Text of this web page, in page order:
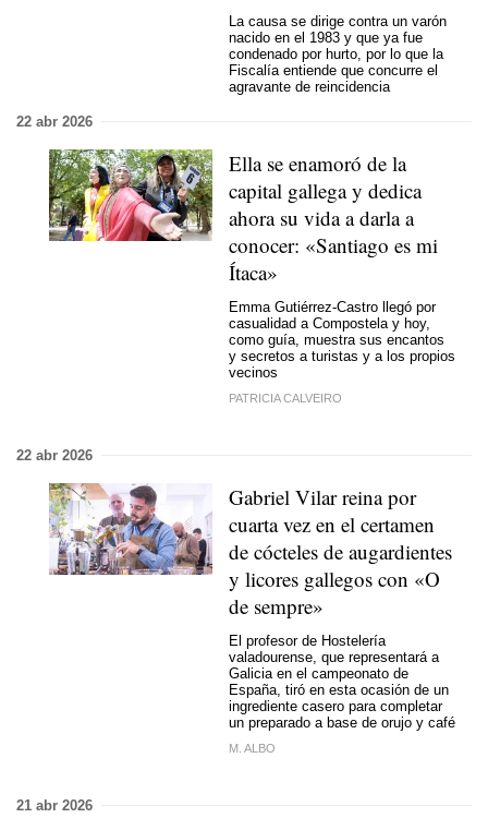
La causa se dirige contra un varón
nacido en el 1983 y que ya fue
condenado por hurto, por lo que la
Fiscalía entiende que concurre el
agravante de reincidencia
22 abr 2026
Ella se enamoró de la
capital gallega y dedica
ahora su vida a darla a
conocer: «Santiago es mi
Ítaca»
Emma Gutiérrez-Castro llegó por
casualidad a Compostela y hoy,
como guía, muestra sus encantos
y secretos a turistas y a los propios
vecinos
PATRICIA CALVEIRO
22 abr 2026
Gabriel Vilar reina por
cuarta vez en el certamen
de cócteles de augardientes
y licores gallegos con «O
de sempre»
El profesor de Hostelería
valadourense, que representará a
Galicia en el campeonato de
España, tiró en esta ocasión de un
ingrediente casero para completar
un preparado a base de orujo y café
M. ALBO
21 abr 2026